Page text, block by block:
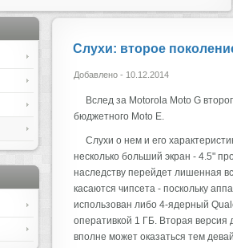
Слухи: второе
Добавлено - 10.12.2014
Вслед за Motorola Moto G
бюджетного Moto E.
Слухи о нем и его
несколько больший экран - 4.5"
наследству перейдет лишенная
касаются чипсета - поскольку
использован либо 4-ядерный
оперативкой 1 ГБ. Вторая версия
вполне может оказаться тем